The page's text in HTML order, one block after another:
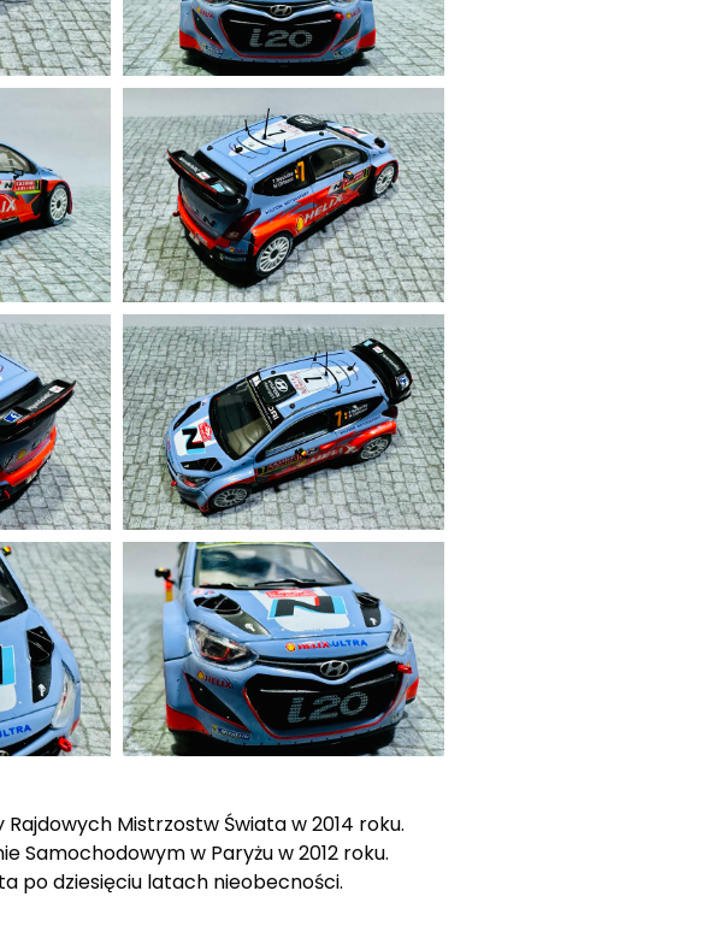
Rajdowych Mistrzostw Świata w 2014 roku.
Samochodowym w Paryżu w 2012 roku.
po dziesięciu latach nieobecności.